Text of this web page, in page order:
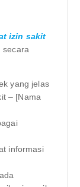
izin sakit
secara
yang jelas
– [Nama
informasi